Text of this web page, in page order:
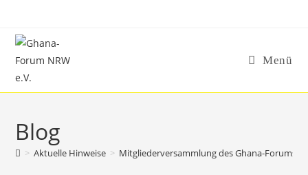
springen
Menü
Blog
> Aktuelle Hinweise > Mitgliederversammlung des Ghana-Forums